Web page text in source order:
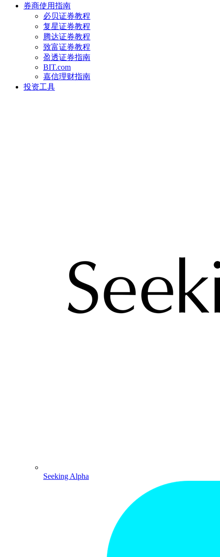
券商使用指南
必贝证券教程
复星证券教程
腾达证券教程
致富证券教程
盈透证券指南
BIT.com
嘉信理财指南
投资工具
Seeking Alpha